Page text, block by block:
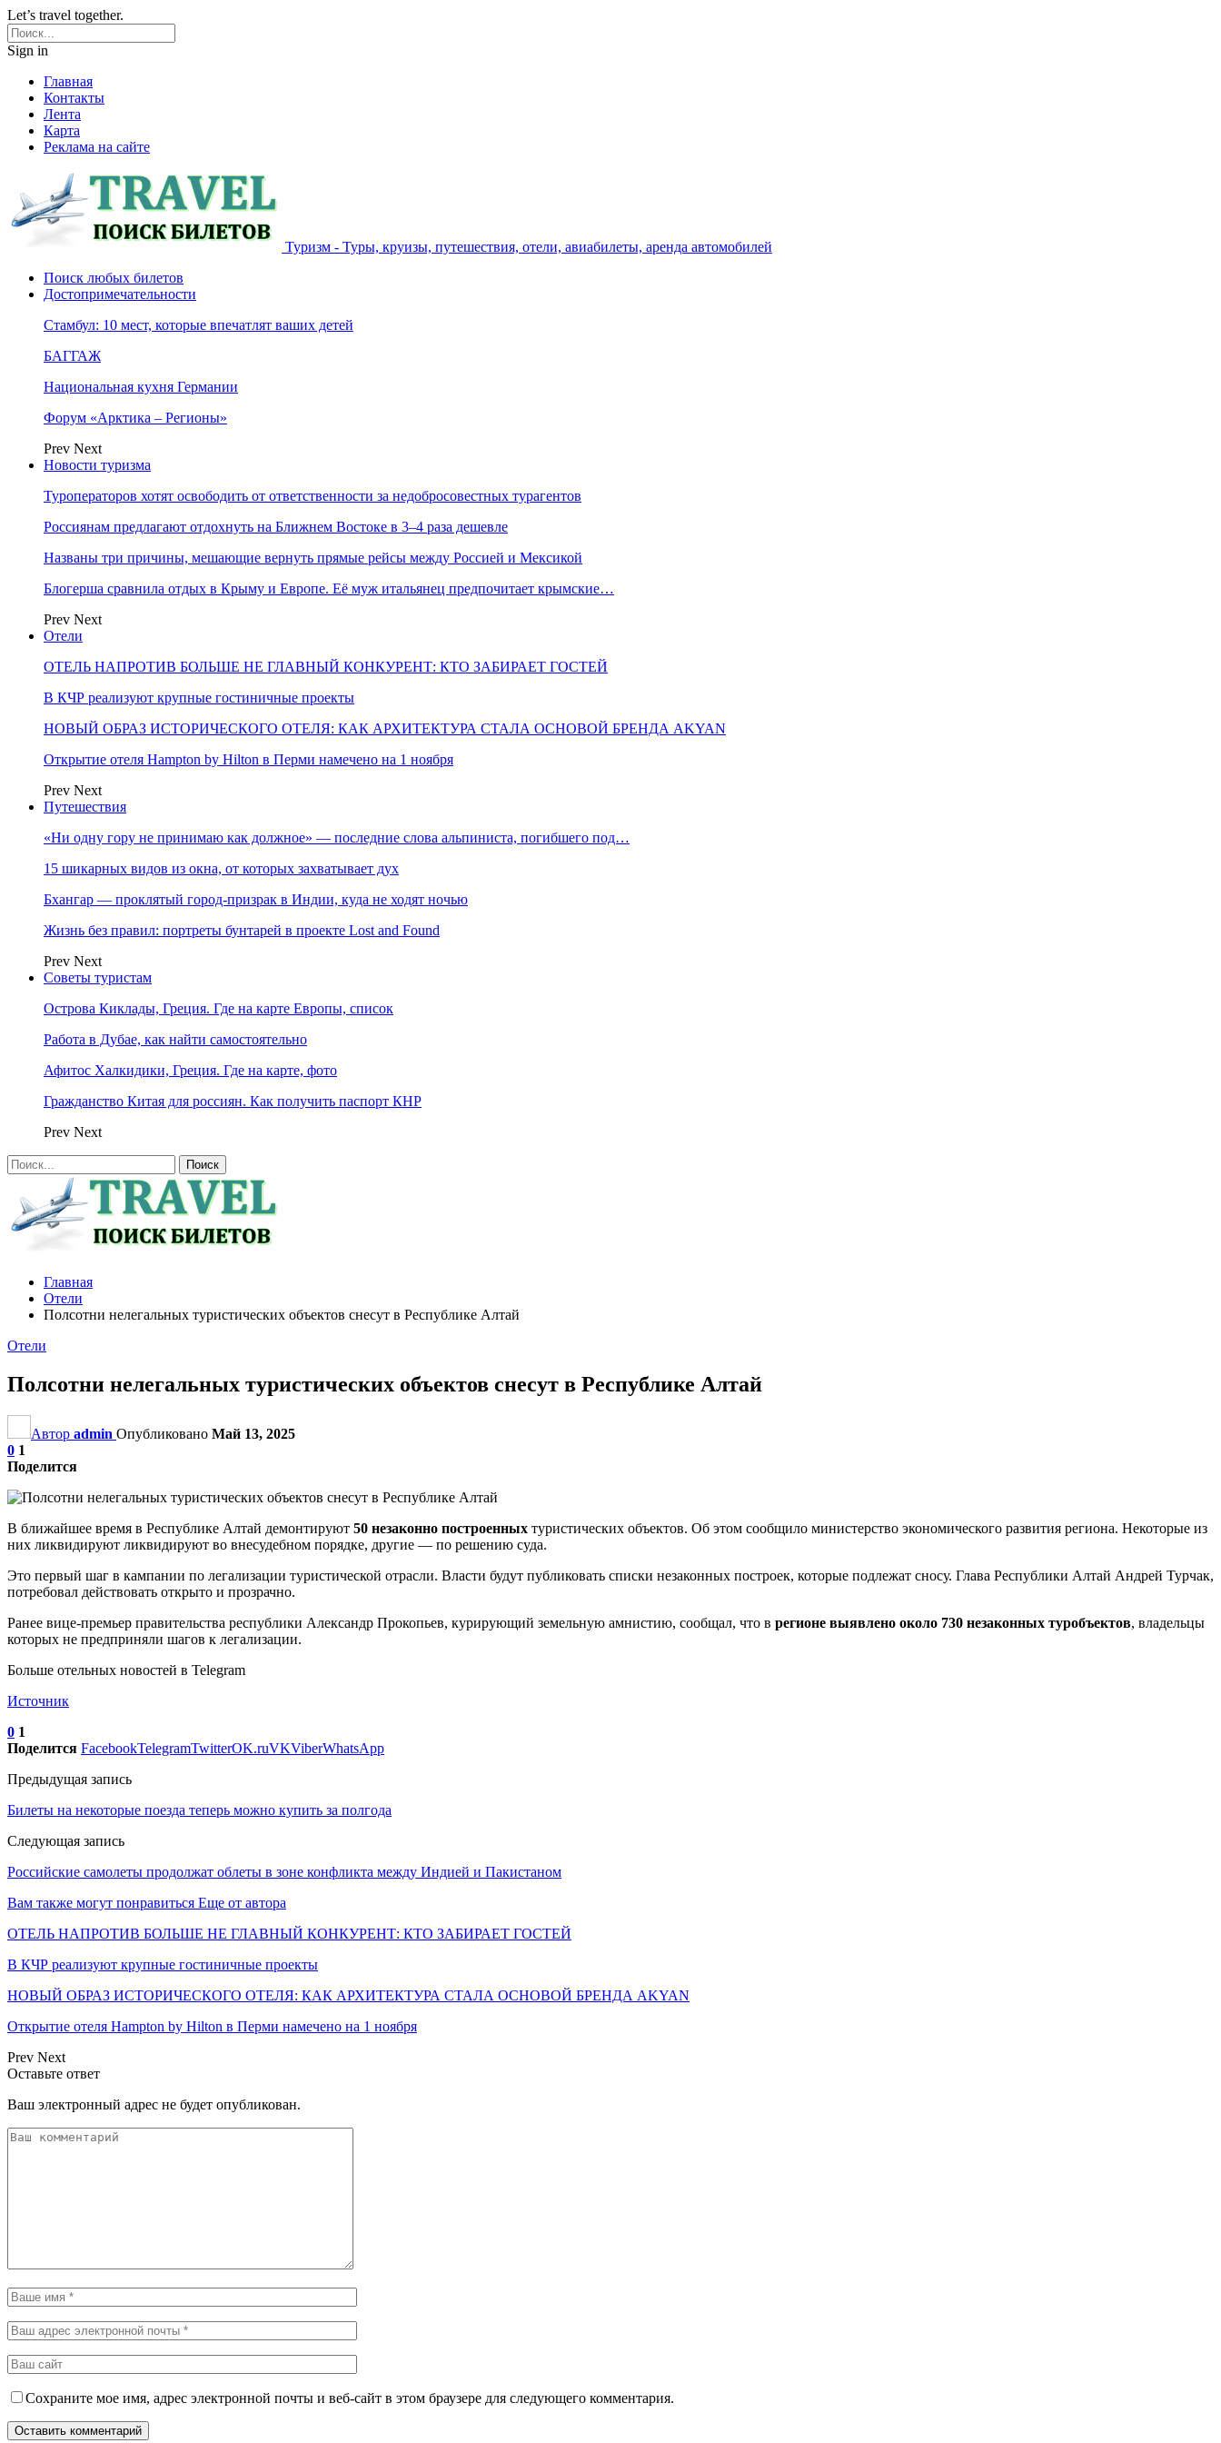
Let’s travel together.
Sign in
Главная
Контакты
Лента
Карта
Реклама на сайте
Туризм - Туры, круизы, путешествия, отели, авиабилеты, аренда автомобилей
Поиск любых билетов
Достопримечательности
Стамбул: 10 мест, которые впечатлят ваших детей
БАГГАЖ
Национальная кухня Германии
Форум «Арктика – Регионы»
Prev Next
Новости туризма
Туроператоров хотят освободить от ответственности за недобросовестных турагентов
Россиянам предлагают отдохнуть на Ближнем Востоке в 3–4 раза дешевле
Названы три причины, мешающие вернуть прямые рейсы между Россией и Мексикой
Блогерша сравнила отдых в Крыму и Европе. Её муж итальянец предпочитает крымские…
Prev Next
Отели
ОТЕЛЬ НАПРОТИВ БОЛЬШЕ НЕ ГЛАВНЫЙ КОНКУРЕНТ: КТО ЗАБИРАЕТ ГОСТЕЙ
В КЧР реализуют крупные гостиничные проекты
НОВЫЙ ОБРАЗ ИСТОРИЧЕСКОГО ОТЕЛЯ: КАК АРХИТЕКТУРА СТАЛА ОСНОВОЙ БРЕНДА AKYAN
Открытие отеля Hampton by Hilton в Перми намечено на 1 ноября
Prev Next
Путешествия
«Ни одну гору не принимаю как должное» — последние слова альпиниста, погибшего под…
15 шикарных видов из окна, от которых захватывает дух
Бхангар — проклятый город-призрак в Индии, куда не ходят ночью
Жизнь без правил: портреты бунтарей в проекте Lost and Found
Prev Next
Советы туристам
Острова Киклады, Греция. Где на карте Европы, список
Работа в Дубае, как найти самостоятельно
Афитос Халкидики, Греция. Где на карте, фото
Гражданство Китая для россиян. Как получить паспорт КНР
Prev Next
Главная
Отели
Полсотни нелегальных туристических объектов снесут в Республике Алтай
Отели
Полсотни нелегальных туристических объектов снесут в Республике Алтай
Автор admin Опубликовано Май 13, 2025
0 1
Поделится
В ближайшее время в Республике Алтай демонтируют 50 незаконно построенных туристических объектов. Об этом сообщило министерство экономического развития региона. Некоторые из
них ликвидируют ликвидируют во внесудебном порядке, другие — по решению суда.
Это первый шаг в кампании по легализации туристической отрасли. Власти будут публиковать списки незаконных построек, которые подлежат сносу. Глава Республики Алтай Андрей Турчак,
потребовал действовать открыто и прозрачно.
Ранее вице-премьер правительства республики Александр Прокопьев, курирующий земельную амнистию, сообщал, что в регионе выявлено около 730 незаконных туробъектов, владельцы
которых не предприняли шагов к легализации.
Больше отельных новостей в Telegram
Источник
0 1
Поделится FacebookTelegramTwitterOK.ruVKViberWhatsApp
Предыдущая запись
Билеты на некоторые поезда теперь можно купить за полгода
Следующая запись
Российские самолеты продолжат облеты в зоне конфликта между Индией и Пакистаном
Вам также могут понравиться Еще от автора
ОТЕЛЬ НАПРОТИВ БОЛЬШЕ НЕ ГЛАВНЫЙ КОНКУРЕНТ: КТО ЗАБИРАЕТ ГОСТЕЙ
В КЧР реализуют крупные гостиничные проекты
НОВЫЙ ОБРАЗ ИСТОРИЧЕСКОГО ОТЕЛЯ: КАК АРХИТЕКТУРА СТАЛА ОСНОВОЙ БРЕНДА AKYAN
Открытие отеля Hampton by Hilton в Перми намечено на 1 ноября
Prev Next
Оставьте ответ
Ваш электронный адрес не будет опубликован.
Сохраните мое имя, адрес электронной почты и веб-сайт в этом браузере для следующего комментария.